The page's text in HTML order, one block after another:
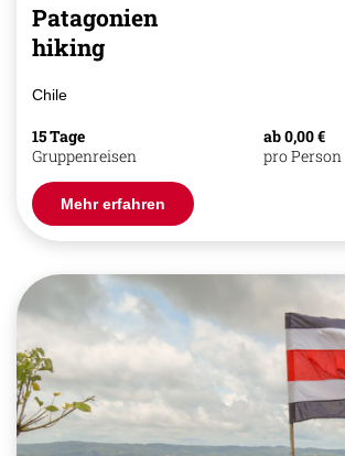
Patagonien
hiking
Chile
15 Tage
Gruppenreisen
ab 0,00 €
pro Person
Mehr erfahren